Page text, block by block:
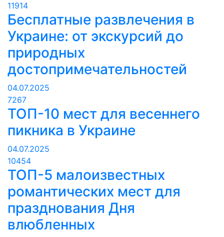
11914
Бесплатные развлечения в
Украине: от экскурсий до
природных
достопримечательностей
04.07.2025
7267
ТОП-10 мест для весеннего
пикника в Украине
04.07.2025
10454
ТОП-5 малоизвестных
романтических мест для
празднования Дня
влюбленных